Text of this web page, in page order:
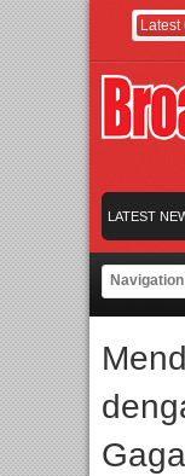
Latest
LATEST
Hadirkan Hipdut Modern
Perpaduan Warisan
Orchestra Presents The